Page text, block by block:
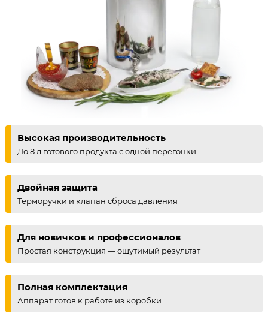
Высокая производительность
До 8 л готового продукта с одной перегонки
Двойная защита
Терморучки и клапан сброса давления
Для новичков и профессионалов
Простая конструкция — ощутимый результат
Полная комплектация
Аппарат готов к работе из коробки